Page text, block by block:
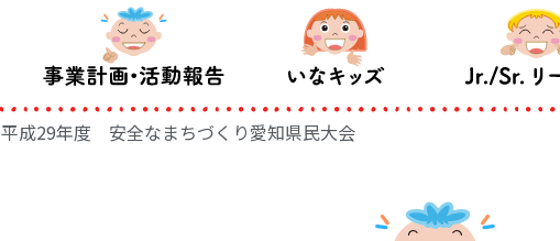
平成29年度 安全なまちづくり愛知県民大会